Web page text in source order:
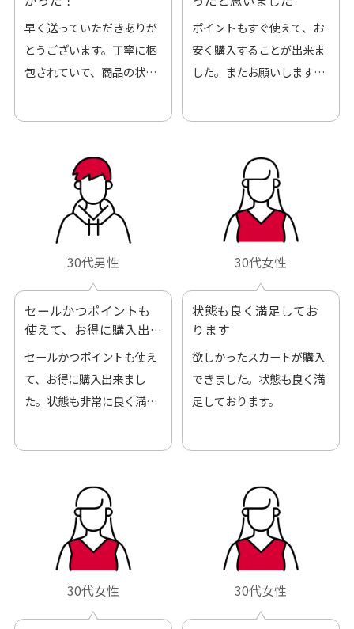
早く送っていただきありが
とうございます。丁寧に梱
包されていて、商品の状態
ポイントもすぐ使えて、お
安く購入することが出来ま
した。またお願いします、
30代男性
セールかつポイントも
使えて、お得に購入出
来ました
セールかつポイントも使え
て、お得に購入出来まし
た。状態も非常に良く満足
30代女性
状態も良く満足してお
ります
欲しかったスカートが購入
できました。状態も良く満
足しております。
30代女性 30代女性